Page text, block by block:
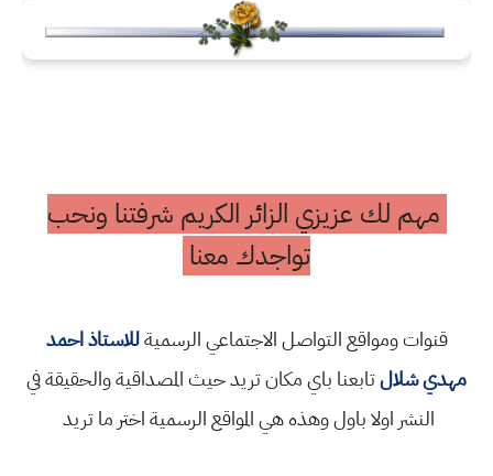
مهم لك عزيزي الزائر الكريم شرفتنا ونحب
تواجدك معنا
قنوات ومواقع التواصل الاجتماعي الرسميةللاستاذ احمد
مهدي شلالتابعنا باي مكان تريد حيث المصداقية والحقيقة في
النشر اولا باول وهذه هي المواقع الرسمية اختر ما تريد